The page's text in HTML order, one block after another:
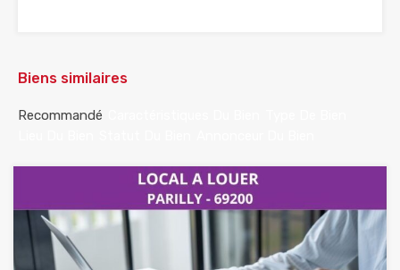
Biens similaires
Recommandé